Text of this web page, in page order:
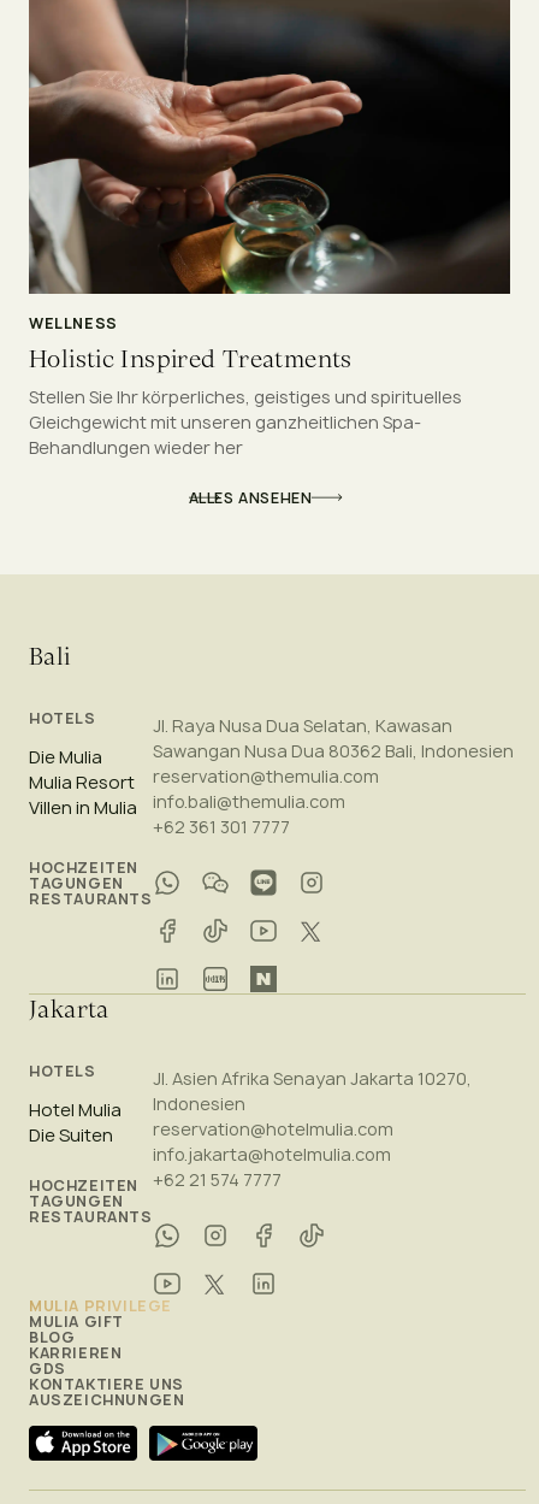
ALLES ANSEHEN
WELLNESS
Holistic Inspired Treatments
Stellen Sie Ihr körperliches, geistiges und spirituelles
Gleichgewicht mit unseren ganzheitlichen Spa-
Behandlungen wieder her
Bali
HOTELS
Die Mulia
Mulia Resort
Villen in Mulia
HOCHZEITEN
TAGUNGEN
RESTAURANTS
Jl. Raya Nusa Dua Selatan, Kawasan
Sawangan Nusa Dua 80362 Bali, Indonesien
reservation@themulia.com
info.bali@themulia.com
+62 361 301 7777
Jakarta
HOTELS
Hotel Mulia
Die Suiten
HOCHZEITEN
TAGUNGEN
RESTAURANTS
Jl. Asien Afrika Senayan Jakarta 10270,
Indonesien
reservation@hotelmulia.com
info.jakarta@hotelmulia.com
+62 21 574 7777
MULIA PRIVILEGE
MULIA GIFT
BLOG
KARRIEREN
GDS
KONTAKTIERE UNS
AUSZEICHNUNGEN